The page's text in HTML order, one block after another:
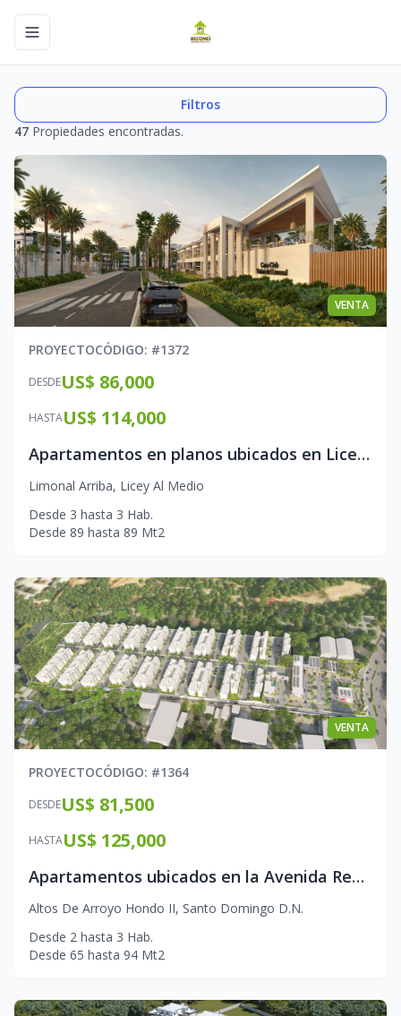
Toggle navigation menu
Filtros
47 Propiedades encontradas.
VENTA
PROYECTOCÓDIGO: #1372
DESDEUS$ 86,000
HASTAUS$ 114,000
Apartamentos en planos ubicados en Licey Al Medio
Limonal Arriba, Licey Al Medio
Desde 3 hasta 3 Hab.
Desde 89 hasta 89 Mt2
VENTA
PROYECTOCÓDIGO: #1364
DESDEUS$ 81,500
HASTAUS$ 125,000
Apartamentos ubicados en la Avenida República de Colombia
Altos De Arroyo Hondo II, Santo Domingo D.N.
Desde 2 hasta 3 Hab.
Desde 65 hasta 94 Mt2